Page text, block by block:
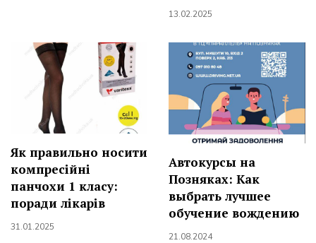
13.02.2025
Як правильно носити
компресійні
панчохи 1 класу:
поради лікарів
31.01.2025
Автокурсы на
Позняках: Как
выбрать лучшее
обучение вождению
21.08.2024